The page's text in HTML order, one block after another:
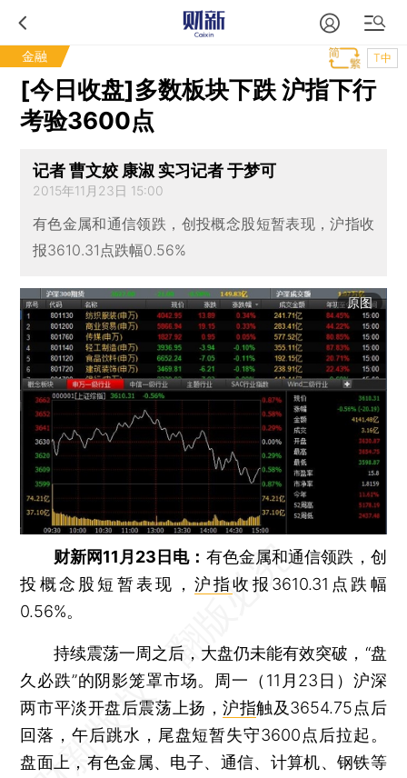
金融 T中
[今日收盘]多数板块下跌 沪指下行
考验3600点
记者 曹文姣 康淑 实习记者 于梦可
2015年11月23日 15:00
有色金属和通信领跌，创投概念股短暂表现，沪指收
报3610.31点跌幅0.56%
原图
财新网11月23日电： 有色金属和通信领跌，创
投概念股短暂表现， 沪指收报3610.31点跌幅
0.56%。
持续震荡一周之后，大盘仍未能有效突破，“盘
久必跌”的阴影笼罩市场。周一（11月23日）沪深
两市平淡开盘后震荡上扬，沪指触及3654.75点后
回落，午后跳水，尾盘短暂失守3600点后拉起。
盘面上，有色金属、电子、通信、计算机、钢铁等